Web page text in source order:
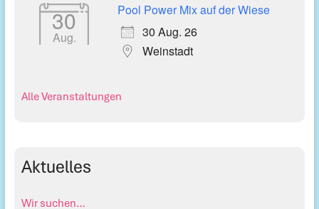
30
Aug.
Pool Power Mix auf der Wiese
30 Aug. 26
Weinstadt
Alle Veranstaltungen
Aktuelles
Wir suchen…